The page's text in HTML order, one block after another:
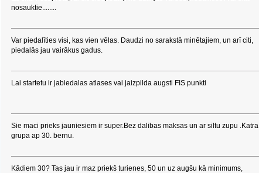
nosauktie........
Var piedalīties visi, kas vien vēlas. Daudzi no sarakstā minētajiem, un arī citi,
piedalās jau vairākus gadus.
Lai startetu ir jabiedalas atlases vai jaizpilda augsti FIS punkti
Sie maci prieks jauniesiem ir super.Bez dalibas maksas un ar siltu zupu .Katra
grupa ap 30. bernu.
Kādiem 30? Tas jau ir maz priekš turienes, 50 un uz augšu kā minimums,